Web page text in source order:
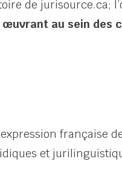
de jurisource.ca;
au sein des
française
et